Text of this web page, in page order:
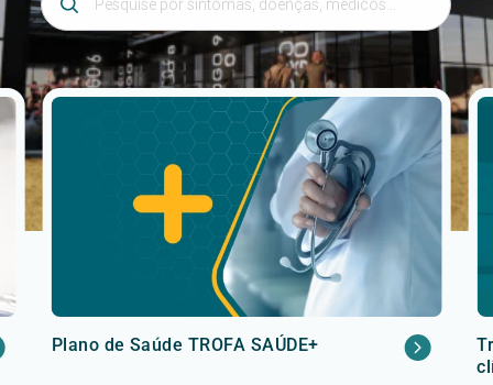
Introduza 3 ou mais caracteres
Plano de Saúde TROFA SAÚDE+